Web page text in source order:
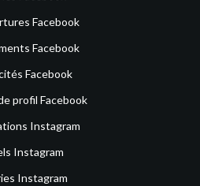
Facebook
Facebook
Facebook
profil Facebook
Instagram
Instagram
Instagram